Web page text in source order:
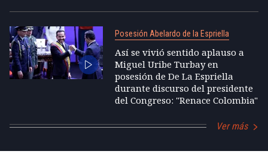
Posesión Abelardo de la Espriella
Así se vivió sentido aplauso a
Miguel Uribe Turbay en
posesión de De La Espriella
durante discurso del presidente
del Congreso: "Renace Colombia"
Ver más